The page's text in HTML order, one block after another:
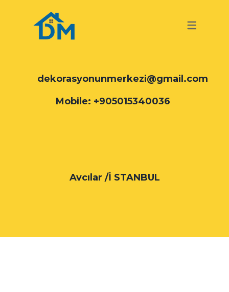
TURKISH
TURKISH
dekorasyonunmerkezi@gmail.com
Mobile: +905015340036
Avcılar /İ STANBUL